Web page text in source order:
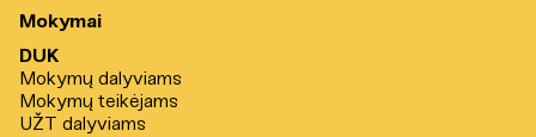
Mokymai
DUK
Mokymų dalyviams
Mokymų teikėjams
UŽT dalyviams